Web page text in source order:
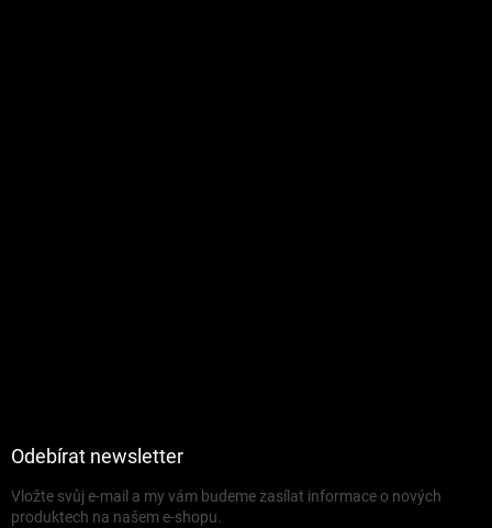
Odebírat newsletter
Vložte svůj e-mail a my vám budeme zasílat informace o nových
produktech na našem e-shopu.